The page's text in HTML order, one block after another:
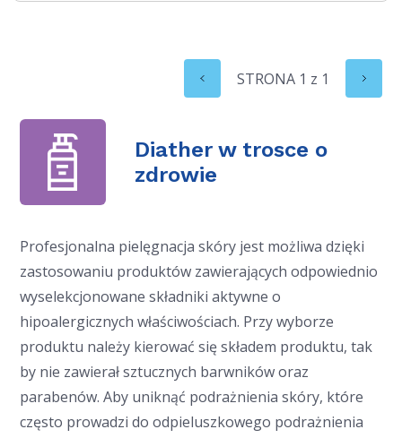
STRONA 1 z 1
Diather w trosce o
zdrowie
Profesjonalna pielęgnacja skóry jest możliwa dzięki
zastosowaniu produktów zawierających odpowiednio
wyselekcjonowane składniki aktywne o
hipoalergicznych właściwościach. Przy wyborze
produktu należy kierować się składem produktu, tak
by nie zawierał sztucznych barwników oraz
parabenów. Aby uniknąć podrażnienia skóry, które
często prowadzi do odpieluszkowego podrażnienia